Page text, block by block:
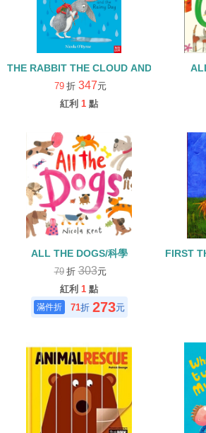
THE RABBIT THE CLOUD AND RAINY
79 折 347元
紅利 1 點
ALL THE DOGS/科學
79 折303元
紅利 1 點
71折 273元
FIRST